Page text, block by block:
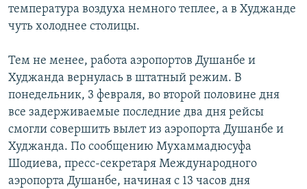
температура воздуха немного теплее, а в Худжанде
чуть холоднее столицы.
Тем не менее, работа аэропортов Душанбе и
Худжанда вернулась в штатный режим. В
понедельник, 3 февраля, во второй половине дня
все задерживаемые последние два дня рейсы
смогли совершить вылет из аэропорта Душанбе и
Худжанда. По сообщению Мухаммадюсуфа
Шодиева, пресс-секретаря Международного
аэропорта Душанбе, начиная с 13 часов дня